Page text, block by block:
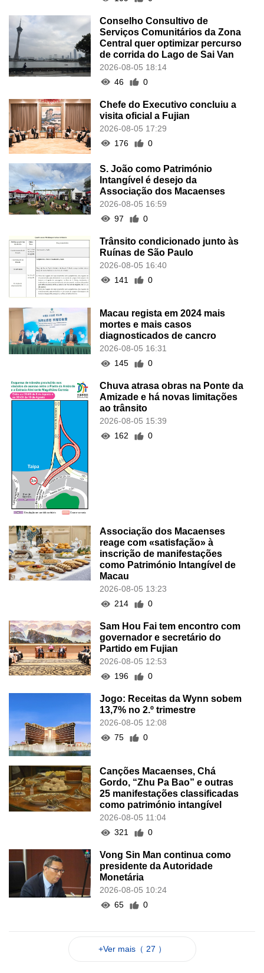
Conselho Consultivo de
Serviços Comunitários da Zona
Central quer optimizar percurso
de corrida do Lago de Sai Van
2026-08-05 18:14
46
0
Chefe do Executivo concluiu a
visita oficial a Fujian
2026-08-05 17:29
176
0
S. João como Património
Intangível é desejo da
Associação dos Macaenses
2026-08-05 16:59
97
0
Trânsito condicionado junto às
Ruínas de São Paulo
2026-08-05 16:40
141
0
Macau regista em 2024 mais
mortes e mais casos
diagnosticados de cancro
2026-08-05 16:31
145
0
Chuva atrasa obras na Ponte da
Amizade e há novas limitações
ao trânsito
2026-08-05 15:39
162
0
Associação dos Macaenses
reage com «satisfação» à
inscrição de manifestações
como Património Intangível de
Macau
2026-08-05 13:23
214
0
Sam Hou Fai tem encontro com
governador e secretário do
Partido em Fujian
2026-08-05 12:53
196
0
Jogo: Receitas da Wynn sobem
13,7% no 2.º trimestre
2026-08-05 12:08
75
0
Canções Macaenses, Chá
Gordo, “Zhu Pa Bao” e outras
25 manifestações classificadas
como património intangível
2026-08-05 11:04
321
0
Vong Sin Man continua como
presidente da Autoridade
Monetária
2026-08-05 10:24
65
0
+Ver mais（ 27 ）